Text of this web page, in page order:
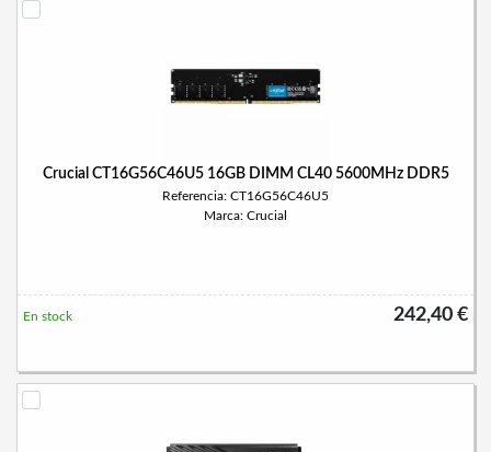
Crucial CT16G56C46U5 16GB DIMM CL40 5600MHz DDR5
Referencia: CT16G56C46U5
Marca: Crucial
242,40 €
En stock